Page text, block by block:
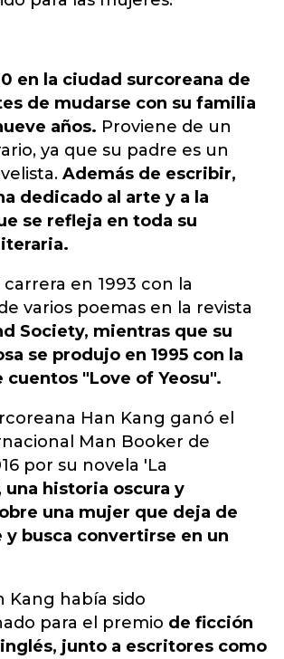
en la ciudad surcoreana de
de mudarse con su familia
años. Proviene de un
ya que su padre es un
Además de escribir,
dedicado al arte y a la
se refleja en toda su
en 1993 con la
varios poemas en la revista
Society, mientras que su
se produjo en 1995 con la
cuentos "Love of Yeosu".
Han Kang ganó el
Man Booker de
por su novela 'La
una historia oscura y
una mujer que deja de
y busca convertirse en un
Kang había sido
para el premio de ficción
junto a escritores como